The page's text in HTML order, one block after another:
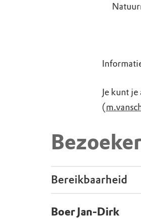
Je kunt
(
Bereikbaarheid
Boer Jan-Dirk